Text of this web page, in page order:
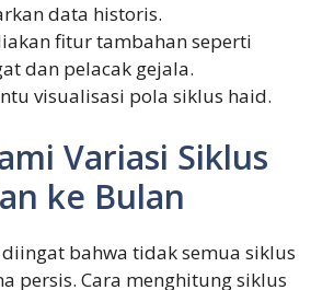
data historis.
fitur tambahan seperti
dan pelacak gejala.
visualisasi pola siklus haid.
Variasi Siklus
ke Bulan
bahwa tidak semua siklus
persis. Cara menghitung siklus